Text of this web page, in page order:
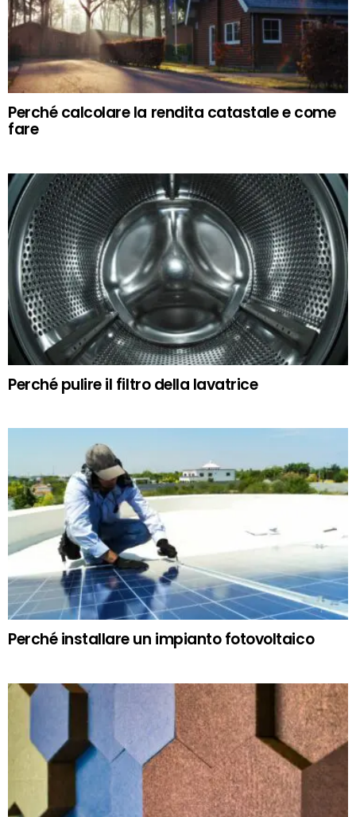
Perché calcolare la rendita catastale e come
fare
Perché pulire il filtro della lavatrice
Perché installare un impianto fotovoltaico